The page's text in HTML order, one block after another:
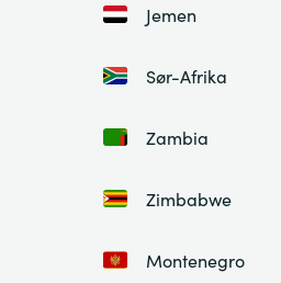
Jemen
Sør-Afrika
Zambia
Zimbabwe
Montenegro